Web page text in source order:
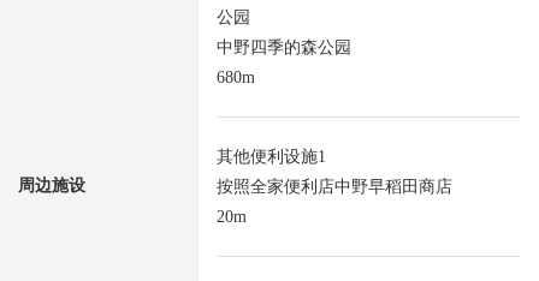
周边施设
公园
中野四季的森公园
680m
其他便利设施1
按照全家便利店中野早稻田商店
20m